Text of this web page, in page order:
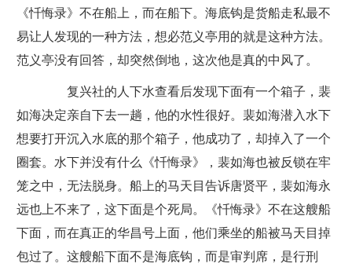
《忏悔录》不在船上，而在船下。海底钩是货船走私最不
易让人发现的一种方法，想必范义亭用的就是这种方法。
范义亭没有回答，却突然倒地，这次他是真的中风了。
复兴社的人下水查看后发现下面有一个箱子，裴
如海决定亲自下去一趟，他的水性很好。裴如海潜入水下
想要打开沉入水底的那个箱子，他成功了，却掉入了一个
圈套。水下并没有什么《忏悔录》，裴如海也被反锁在牢
笼之中，无法脱身。船上的马天目告诉唐贤平，裴如海永
远也上不来了，这下面是个死局。《忏悔录》不在这艘船
下面，而在真正的华昌号上面，他们乘坐的船被马天目掉
包过了。这艘船下面不是海底钩，而是审判席，是行刑